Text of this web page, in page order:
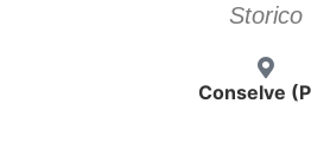
Storico
Conselve